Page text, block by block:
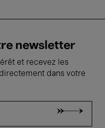
newsletter
et recevez les
dans votre